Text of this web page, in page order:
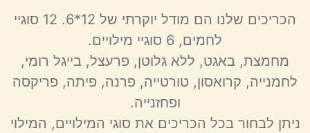
הכריכים שלנו הם מודל יוקרתי של 12*6. 12 סוגיי
לחמים, 6 סוגיי מילויים.
מחמצת, באגט, ללא גלוטן, פרעצל, בייגל רומי,
לחמנייה, קרואסון, טורטייה, פרנה, פיתה, פריקסה
ופחזנייה.
ניתן לבחור בכל הכריכים את סוגי המילויים, המילוי